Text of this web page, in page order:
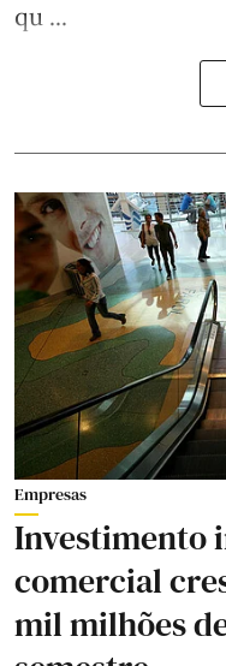
qu ...
Empresas
Investimento
comercial
mil milhões